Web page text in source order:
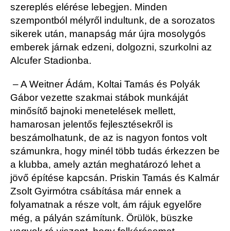
szereplés elérése lebegjen. Minden
szempontból mélyről indultunk, de a sorozatos
sikerek után, manapság már újra mosolygós
emberek járnak edzeni, dolgozni, szurkolni az
Alcufer Stadionba.
– A Weitner Ádám, Koltai Tamás és Polyák
Gábor vezette szakmai stábok munkáját
minősítő bajnoki menetelések mellett,
hamarosan jelentős fejlesztésekről is
beszámolhatunk, de az is nagyon fontos volt
számunkra, hogy minél több tudás érkezzen be
a klubba, amely aztán meghatározó lehet a
jövő építése kapcsán. Priskin Tamás és Kalmár
Zsolt Gyirmótra csábítása már ennek a
folyamatnak a része volt, ám rájuk egyelőre
még, a pályán számítunk. Örülök, büszke